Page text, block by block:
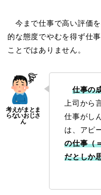
今まで仕事で高い評価
的な態度でやむを得ず仕
ことではありません。
仕事の
上司から
仕事がし
は、アピ
の仕事（
だとしか